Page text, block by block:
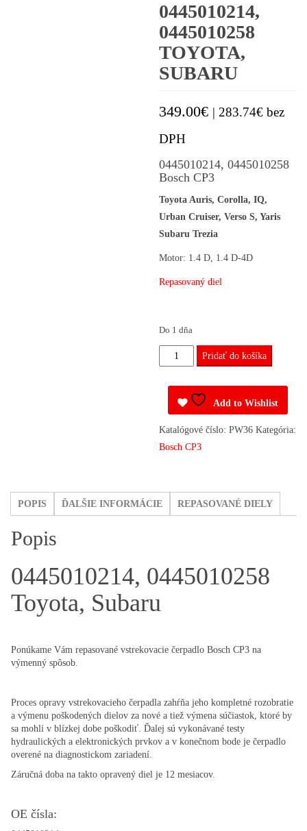
0445010214,
0445010258
TOYOTA,
SUBARU
349.00€ | 283.74€ bez
DPH
0445010214, 0445010258
Bosch CP3
Toyota Auris, Corolla, IQ,
Urban Cruiser, Verso S, Yaris
Subaru Trezia
Motor: 1.4 D, 1.4 D-4D
Repasovaný diel
Do 1 dňa
množstvo
čerpadlo
0445010214,
Pridať do košíka
Add to Wishlist
Katalógové číslo:PW36 Kategória:
Bosch CP3
POPIS ĎALŠIE INFORMÁCIE REPASOVANÉ DIELY
Popis
0445010214, 0445010258
Toyota, Subaru
Ponúkame Vám repasované vstrekovacie čerpadlo Bosch CP3 na
výmenný spôsob.
Proces opravy vstrekovacieho čerpadla zahŕňa jeho kompletné rozobratie
a výmenu poškodených dielov za nové a tiež výmena súčiastok, ktoré by
sa mohli v blízkej dobe poškodiť. Ďalej sú vykonávané testy
hydraulických a elektronických prvkov a v konečnom bode je čerpadlo
overené na diagnostickom zariadení.
Záručná doba na takto opravený diel je 12 mesiacov.
OE čísla: